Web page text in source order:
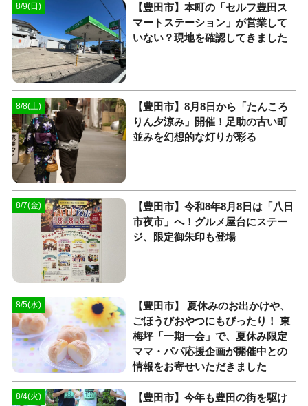
8/9(日)
【豊田市】本町の「セルフ豊田ス
マートステーション」が営業して
いない？現地を確認してきました
8/8(土)
【豊田市】8月8日から「たんころ
りん夕涼み」開催！足助の古い町
並みを幻想的な灯りが彩る
8/7(金)
【豊田市】令和8年8月8日は「八日
市夜市」へ！グルメ屋台にステー
ジ、限定御朱印も登場
8/5(水)
【豊田市】 夏休みのお出かけや、
ごほうびおやつにもぴったり！ 東
梅坪「一期一会」で、夏休み限定
ママ・パパ応援企画が開催中との
情報をお寄せいただきました
8/4(火)
【豊田市】今年も豊田の街を駆け